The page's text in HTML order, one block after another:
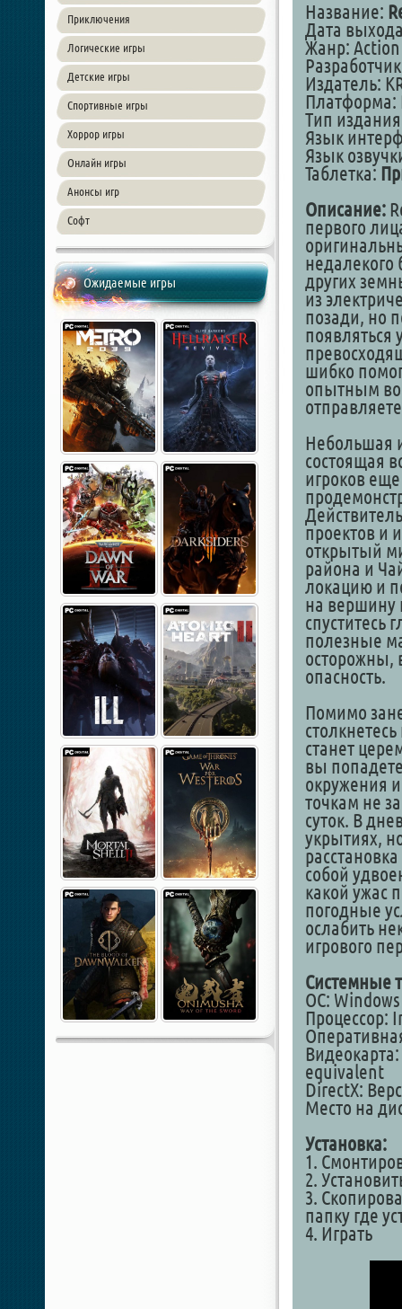
Приключения
Логические игры
Детские игры
Спортивные игры
Хоррор игры
Онлайн игры
Анонсы игр
Софт
Ожидаемые игры
Название:
Дата
Жанр: Action
Издатель:
Платформа:
Тип
Язык
Язык
Таблетка:
Описание:
первого
недалекого
других
из
позади, но
появляться
шибко
опытным
Небольшая
состоящая
игроков
проектов и
открытый
района и
локацию и
на вершину
спуститесь
полезные
осторожны,
опасность.
Помимо
станет
вы
окружения
точкам не
суток. В
укрытиях,
собой
какой ужас
погодные
ослабить
игрового
Системные
ОС: Windows
Процессор:
Видеокарта:
equivalent
DirectX:
Место на
Установка:
1.
2.
3.
папку где
4. Играть